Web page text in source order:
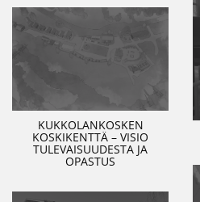
KUKKOLANKOSKEN
KOSKIKENTTÄ – VISIO
TULEVAISUUDESTA JA
OPASTUS